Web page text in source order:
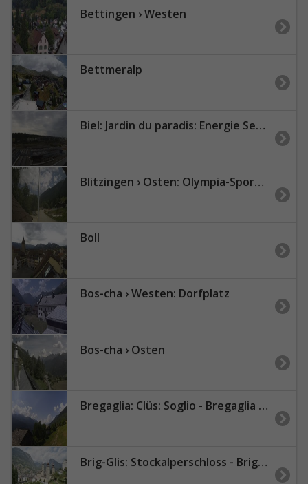
Bettingen › Westen
Bettmeralp
Biel: Jardin du paradis: Energie Service Biel
Blitzingen › Osten: Olympia-Sport - Bordstafel
Boll
Bos-cha › Westen: Dorfplatz
Bos-cha › Osten
Bregaglia: Clüs: Soglio - Bregaglia Turismo
Brig-Glis: Stockalperschloss - Brig Tourismus